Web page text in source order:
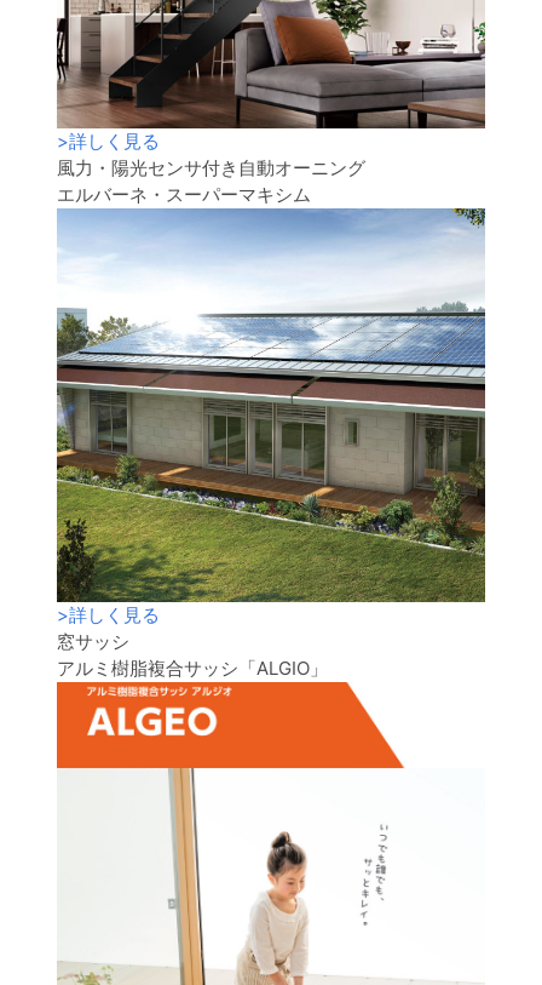
>詳しく見る
風力・陽光センサ付き自動オーニング
エルバーネ・スーパーマキシム
>詳しく見る
窓サッシ
アルミ樹脂複合サッシ「ALGIO」